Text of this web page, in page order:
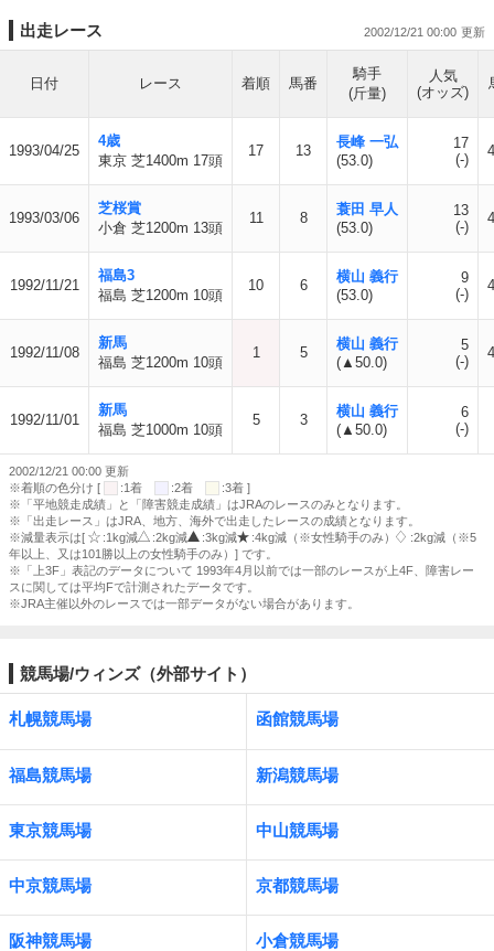
出走レース 2002/12/21 00:00
日付 レース 着順 馬番
騎手
(斤量)
人気
(オッズ)
1993/04/25
4歳
東京 芝1400m 17頭
17 13
長峰 一弘
(53.0)
17
(-)
1993/03/06
芝桜賞
小倉 芝1200m 13頭
11 8
蓑田 早人
(53.0)
13
(-)
1992/11/21
福島3
福島 芝1200m 10頭
10 6
横山 義行
(53.0)
9
(-)
1992/11/08
新馬
福島 芝1200m 10頭
1 5
横山 義行
(▲50.0)
5
(-)
1992/11/01
新馬
福島 芝1000m 10頭
5 3
横山 義行
(▲50.0)
6
(-)
2002/12/21 00:00 更新
※着順の色分け [
:1着 :2着
:3着 ]
※「平地競走成績」と「障害競走成績」はJRAのレースのみとなります。
※「出走レース」はJRA、地方、海外で出走したレースの成績となります。
※減量表示は[
:1kg減 :2kg減 :3kg減 :4kg減（※女性騎手のみ）
:2kg減（※5
年以上、又は101勝以上の女性騎手のみ）] です。
※「上3F」表記のデータについて 1993年4月以前では一部のレースが上4F、障害レー
スに関しては平均Fで計測されたデータです。
※JRA主催以外のレースでは一部データがない場合があります。
競馬場/ウィンズ（外部サイト）
札幌競馬場 函館競馬場
福島競馬場 新潟競馬場
東京競馬場 中山競馬場
中京競馬場 京都競馬場
阪神競馬場 小倉競馬場